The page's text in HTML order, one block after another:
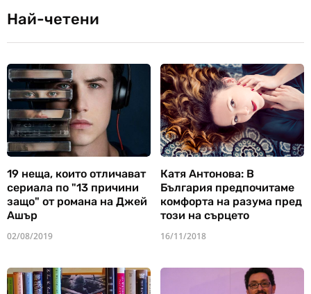
Най-четени
19 неща, които отличават
сериала по "13 причини
защо" от романа на Джей
Ашър
02/08/2019
Катя Антонова: В
България предпочитаме
комфорта на разума пред
този на сърцето
16/11/2018